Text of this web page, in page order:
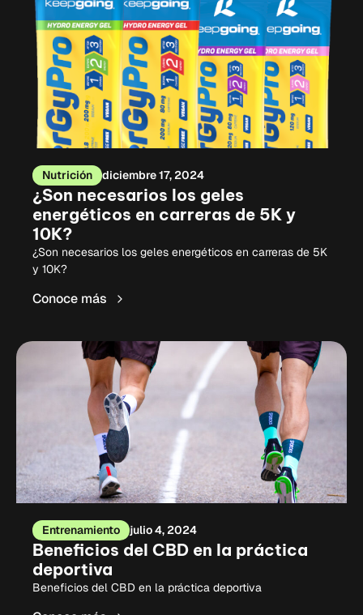
Nutrición diciembre 17, 2024
¿Son necesarios los geles
energéticos en carreras de 5K y
10K?
¿Son necesarios los geles energéticos en carreras de 5K
y 10K?
Conoce más
Entrenamiento julio 4, 2024
Beneficios del CBD en la práctica
deportiva
Beneficios del CBD en la práctica deportiva